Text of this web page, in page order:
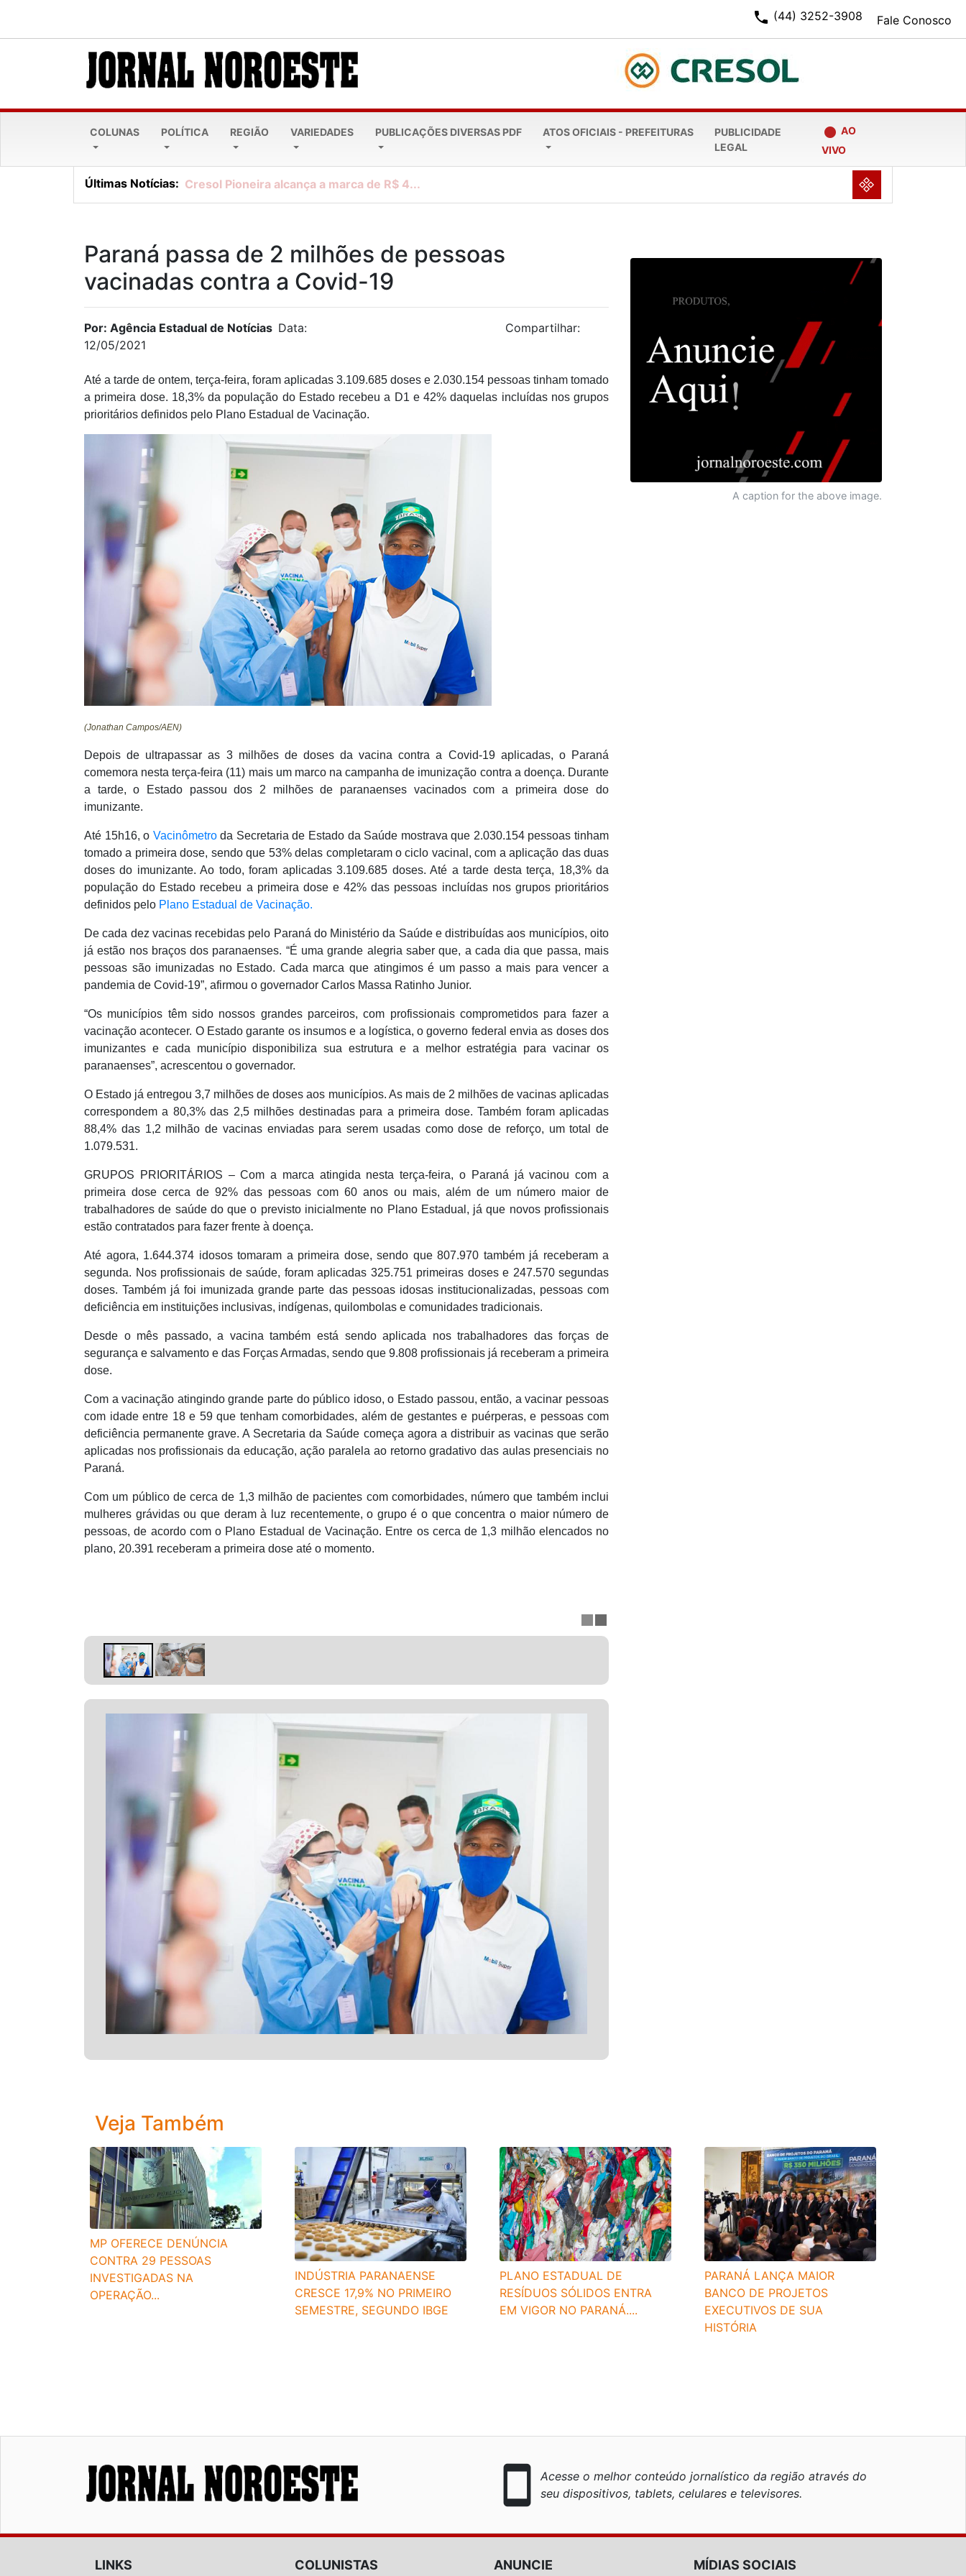
Fale Conosco
phone (44) 3252-3908
COLUNAS POLÍTICA REGIÃO VARIEDADES PUBLICAÇÕES DIVERSAS PDF ATOS OFICIAIS - PREFEITURAS
PUBLICIDADE
LEGAL
fiber_manual_record AO
VIVO
Últimas Notícias: Cresol Pioneira alcança a marca de R$ 4... NULL
Paraná passa de 2 milhões de pessoas
vacinadas contra a Covid-19
Por: Agência Estadual de Notícias Data:
12/05/2021
Compartilhar:
Até a tarde de ontem, terça-feira, foram aplicadas 3.109.685 doses e 2.030.154 pessoas tinham tomado
a primeira dose. 18,3% da população do Estado recebeu a D1 e 42% daquelas incluídas nos grupos
prioritários definidos pelo Plano Estadual de Vacinação.
(Jonathan Campos/AEN)
Depois de ultrapassar as 3 milhões de doses da vacina contra a Covid-19 aplicadas, o Paraná
comemora nesta terça-feira (11) mais um marco na campanha de imunização contra a doença. Durante
a tarde, o Estado passou dos 2 milhões de paranaenses vacinados com a primeira dose do
imunizante.
Até 15h16, o Vacinômetroda Secretaria de Estado da Saúde mostrava que 2.030.154 pessoas tinham
tomado a primeira dose, sendo que 53% delas completaram o ciclo vacinal, com a aplicação das duas
doses do imunizante. Ao todo, foram aplicadas 3.109.685 doses. Até a tarde desta terça, 18,3% da
população do Estado recebeu a primeira dose e 42% das pessoas incluídas nos grupos prioritários
definidos pelo Plano Estadual de Vacinação.
De cada dez vacinas recebidas pelo Paraná do Ministério da Saúde e distribuídas aos municípios, oito
já estão nos braços dos paranaenses. “É uma grande alegria saber que, a cada dia que passa, mais
pessoas são imunizadas no Estado. Cada marca que atingimos é um passo a mais para vencer a
pandemia de Covid-19”, afirmou o governador Carlos Massa Ratinho Junior.
“Os municípios têm sido nossos grandes parceiros, com profissionais comprometidos para fazer a
vacinação acontecer. O Estado garante os insumos e a logística, o governo federal envia as doses dos
imunizantes e cada município disponibiliza sua estrutura e a melhor estratégia para vacinar os
paranaenses”, acrescentou o governador.
O Estado já entregou 3,7 milhões de doses aos municípios. As mais de 2 milhões de vacinas aplicadas
correspondem a 80,3% das 2,5 milhões destinadas para a primeira dose. Também foram aplicadas
88,4% das 1,2 milhão de vacinas enviadas para serem usadas como dose de reforço, um total de
1.079.531.
GRUPOS PRIORITÁRIOS – Com a marca atingida nesta terça-feira, o Paraná já vacinou com a
primeira dose cerca de 92% das pessoas com 60 anos ou mais, além de um número maior de
trabalhadores de saúde do que o previsto inicialmente no Plano Estadual, já que novos profissionais
estão contratados para fazer frente à doença.
Até agora, 1.644.374 idosos tomaram a primeira dose, sendo que 807.970 também já receberam a
segunda. Nos profissionais de saúde, foram aplicadas 325.751 primeiras doses e 247.570 segundas
doses. Também já foi imunizada grande parte das pessoas idosas institucionalizadas, pessoas com
deficiência em instituições inclusivas, indígenas, quilombolas e comunidades tradicionais.
Desde o mês passado, a vacina também está sendo aplicada nos trabalhadores das forças de
segurança e salvamento e das Forças Armadas, sendo que 9.808 profissionais já receberam a primeira
dose.
Com a vacinação atingindo grande parte do público idoso, o Estado passou, então, a vacinar pessoas
com idade entre 18 e 59 que tenham comorbidades, além de gestantes e puérperas, e pessoas com
deficiência permanente grave. A Secretaria da Saúde começa agora a distribuir as vacinas que serão
aplicadas nos profissionais da educação, ação paralela ao retorno gradativo das aulas presenciais no
Paraná.
Com um público de cerca de 1,3 milhão de pacientes com comorbidades, número que também inclui
mulheres grávidas ou que deram à luz recentemente, o grupo é o que concentra o maior número de
pessoas, de acordo com o Plano Estadual de Vacinação. Entre os cerca de 1,3 milhão elencados no
plano, 20.391 receberam a primeira dose até o momento.
A caption for the above image.
Veja Também
MP OFERECE DENÚNCIA
CONTRA 29 PESSOAS
INVESTIGADAS NA
OPERAÇÃO...
INDÚSTRIA PARANAENSE
CRESCE 17,9% NO PRIMEIRO
SEMESTRE, SEGUNDO IBGE
PLANO ESTADUAL DE
RESÍDUOS SÓLIDOS ENTRA
EM VIGOR NO PARANÁ....
PARANÁ LANÇA MAIOR
BANCO DE PROJETOS
EXECUTIVOS DE SUA
HISTÓRIA
smartphone
Acesse o melhor conteúdo jornalístico da região através do
seu dispositivos, tablets, celulares e televisores.
LINKS COLUNISTAS ANUNCIE MÍDIAS SOCIAIS